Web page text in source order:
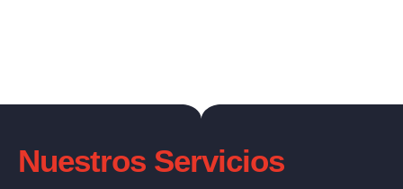
Nuestros Servicios